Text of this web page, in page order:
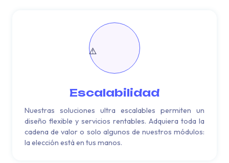
Escalabilidad
Nuestras soluciones ultra escalables permiten un
diseño flexible y servicios rentables. Adquiera toda la
cadena de valor o solo algunos de nuestros módulos:
la elección está en tus manos.